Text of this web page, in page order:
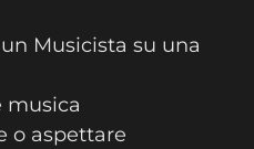
Musicista su una
musica
o aspettare